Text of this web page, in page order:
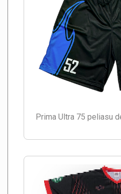
Prima Ultra 75 peliasu